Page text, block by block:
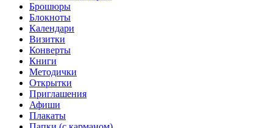
Брошюры
Блокноты
Календари
Визитки
Конверты
Книги
Методички
Открытки
Приглашения
Афиши
Плакаты